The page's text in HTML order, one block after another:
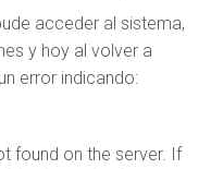
acceder al sistema,
y hoy al volver a
error indicando:
found on the server. If